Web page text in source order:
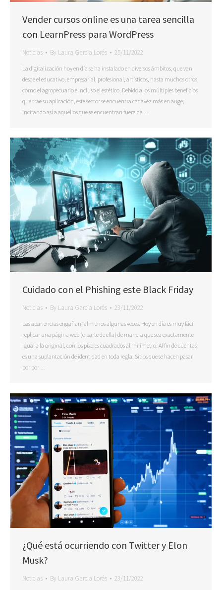
Vender cursos online es una tarea sencilla
con LearnPress para WordPress
Noticias By Laura Garcia Lorés 25/11/2022
La digitalización hoy en día se ha instalado en diversos ámbitos, que van
desde el educativo, empresarial, profesional, artísticos, hasta muchos otros,
como el agropecuario e incluso el estético. Debido a los múltiples beneficios
que trae su aplicación, este sector se encuentra cadavez más en auge,
incitando así a aquellos que se encuentran fuera de…
Cuidado con el Phishing este Black Friday
Noticias By Laura Garcia Lorés 23/11/2022
Las apariencias engañan, al menos algunas veces. Hoy en día es muy fácil
replicar una página web (o parte de ella) de manera que sea exactamente
igual a la original, con los píxeles cuadrados al milímetro. Al fin de cuentas
es una suplantación de identidad en toda regla. Sitios que se hacen pasar
por por…
¿Qué está ocurriendo con Twitter y Elon
Musk?
Noticias By Laura Garcia Lorés 23/11/2022